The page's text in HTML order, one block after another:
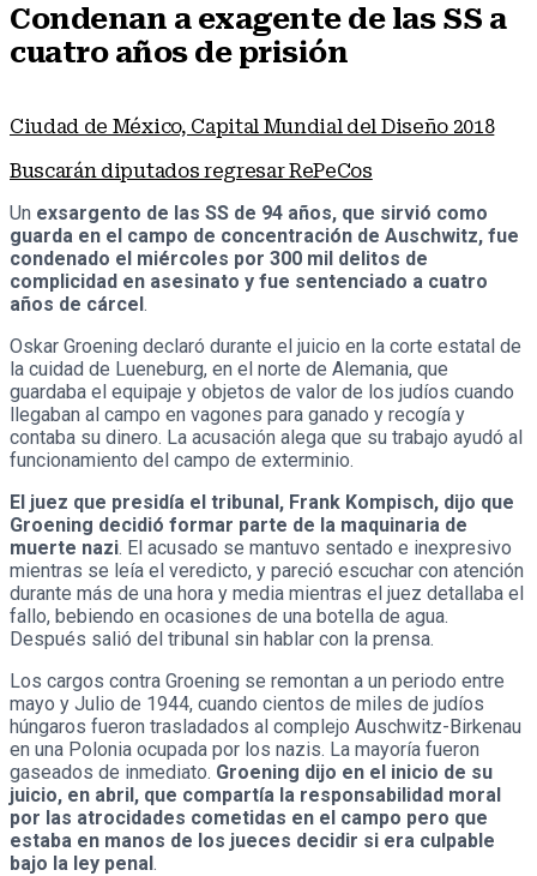
Condenan a exagente de las SS a
cuatro años de prisión
Ciudad de México, Capital Mundial del Diseño 2018
Buscarán diputados regresar RePeCos
Un exsargento de las SS de 94 años, que sirvió como
guarda en el campo de concentración de Auschwitz, fue
condenado el miércoles por 300 mil delitos de
complicidad en asesinato y fue sentenciado a cuatro
años de cárcel.
Oskar Groening declaró durante el juicio en la corte estatal de
la cuidad de Lueneburg, en el norte de Alemania, que
guardaba el equipaje y objetos de valor de los judíos cuando
llegaban al campo en vagones para ganado y recogía y
contaba su dinero. La acusación alega que su trabajo ayudó al
funcionamiento del campo de exterminio.
El juez que presidía el tribunal, Frank Kompisch, dijo que
Groening decidió formar parte de la maquinaria de
muerte nazi. El acusado se mantuvo sentado e inexpresivo
mientras se leía el veredicto, y pareció escuchar con atención
durante más de una hora y media mientras el juez detallaba el
fallo, bebiendo en ocasiones de una botella de agua.
Después salió del tribunal sin hablar con la prensa.
Los cargos contra Groening se remontan a un periodo entre
mayo y Julio de 1944, cuando cientos de miles de judíos
húngaros fueron trasladados al complejo Auschwitz-Birkenau
en una Polonia ocupada por los nazis. La mayoría fueron
gaseados de inmediato. Groening dijo en el inicio de su
juicio, en abril, que compartía la responsabilidad moral
por las atrocidades cometidas en el campo pero que
estaba en manos de los jueces decidir si era culpable
bajo la ley penal.